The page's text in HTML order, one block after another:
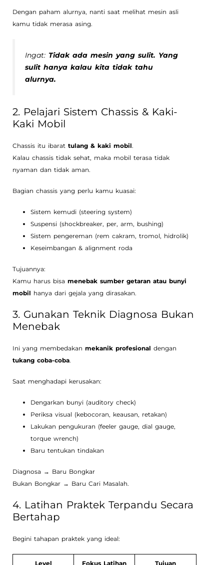
Dengan paham alurnya, nanti saat melihat mesin asli
kamu tidak merasa asing.
Ingat: Tidak ada mesin yang sulit. Yang
sulit hanya kalau kita tidak tahu
alurnya.
2. Pelajari Sistem Chassis & Kaki-
Kaki Mobil
Chassis itu ibarat tulang & kaki mobil.
Kalau chassis tidak sehat, maka mobil terasa tidak
nyaman dan tidak aman.
Bagian chassis yang perlu kamu kuasai:
Sistem kemudi (steering system)
Suspensi (shockbreaker, per, arm, bushing)
Sistem pengereman (rem cakram, tromol, hidrolik)
Keseimbangan & alignment roda
Tujuannya:
Kamu harus bisa menebak sumber getaran atau bunyi
mobil hanya dari gejala yang dirasakan.
3. Gunakan Teknik Diagnosa Bukan
Menebak
Ini yang membedakan mekanik profesional dengan
tukang coba-coba.
Saat menghadapi kerusakan:
Dengarkan bunyi (auditory check)
Periksa visual (kebocoran, keausan, retakan)
Lakukan pengukuran (feeler gauge, dial gauge,
torque wrench)
Baru tentukan tindakan
Diagnosa → Baru Bongkar
Bukan Bongkar → Baru Cari Masalah.
4. Latihan Praktek Terpandu Secara
Bertahap
Begini tahapan praktek yang ideal:
Level Fokus Latihan Tujuan